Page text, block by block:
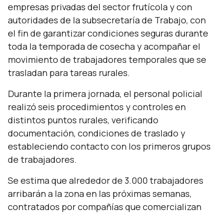
empresas privadas del sector frutícola y con
autoridades de la subsecretaría de Trabajo, con
el fin de garantizar condiciones seguras durante
toda la temporada de cosecha y acompañar el
movimiento de trabajadores temporales que se
trasladan para tareas rurales.
Durante la primera jornada, el personal policial
realizó seis procedimientos y controles en
distintos puntos rurales, verificando
documentación, condiciones de traslado y
estableciendo contacto con los primeros grupos
de trabajadores.
Se estima que alrededor de 3.000 trabajadores
arribarán a la zona en las próximas semanas,
contratados por compañías que comercializan